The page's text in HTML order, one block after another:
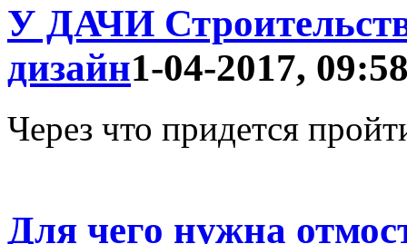
У ДАЧИ
дизайн1-04-2017,
Через что придется
Для чего нужна